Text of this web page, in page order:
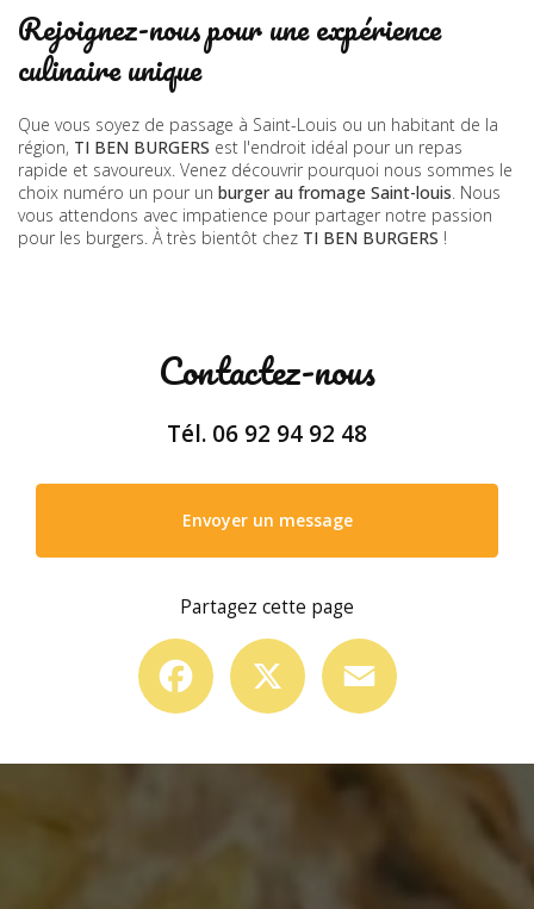
Rejoignez-nous pour une expérience
culinaire unique
Que vous soyez de passage à Saint-Louis ou un habitant de la
région, TI BEN BURGERS est l'endroit idéal pour un repas
rapide et savoureux. Venez découvrir pourquoi nous sommes le
choix numéro un pour un burger au fromage Saint-louis. Nous
vous attendons avec impatience pour partager notre passion
pour les burgers. À très bientôt chez TI BEN BURGERS !
Contactez-nous
Tél. 06 92 94 92 48
Envoyer un message
Partagez cette page
Facebook